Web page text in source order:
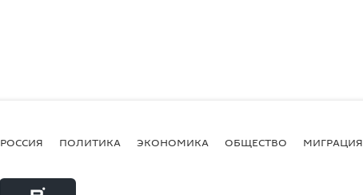
РОССИЯ ПОЛИТИКА ЭКОНОМИКА ОБЩЕСТВО МИГРАЦИЯ